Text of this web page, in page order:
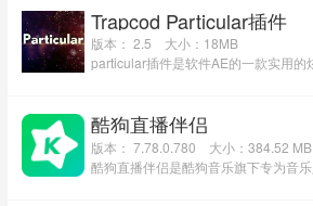
Trapcod Particular插件
版本： 2.5
大小：18MB
酷狗直播伴侣
版本： 7.78.0.780
大小：384.52 MB